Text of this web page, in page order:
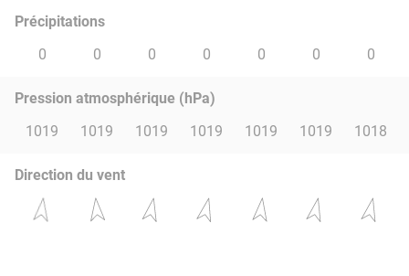
Précipitations
0
0 0 0 0 0 0
Pression atmosphérique (hPa)
1019
1019 1019 1019 1019 1019 1018
Direction du vent